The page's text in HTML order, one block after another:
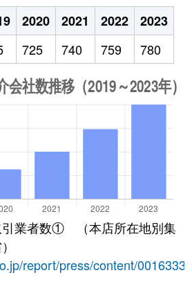
2020 2021 2022
2023
725 740 759 780
引業者数① （本店所在地別集
report/press/content/